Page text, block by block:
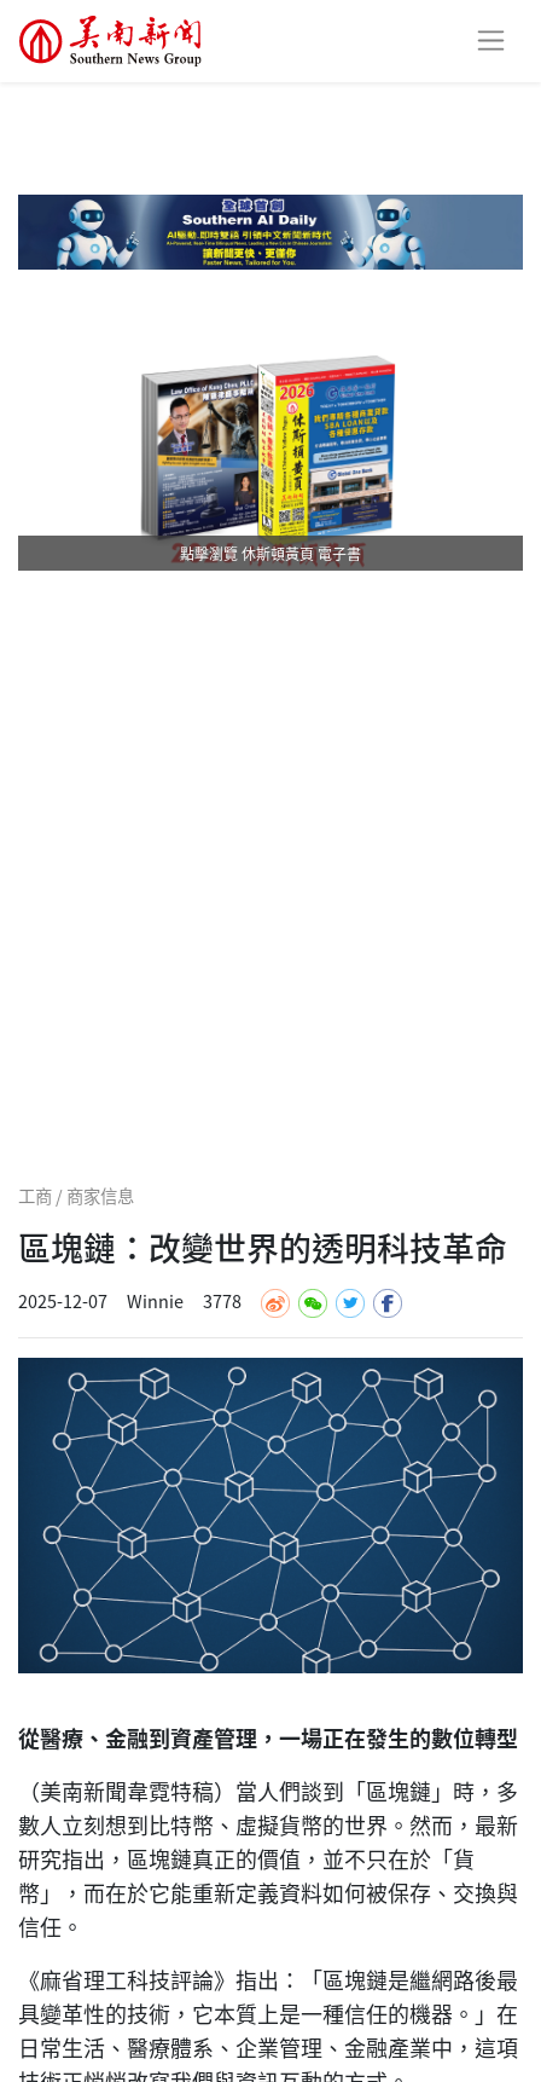
點擊瀏覽 休斯頓黃頁 電子書
工商 / 商家信息
區塊鏈：改變世界的透明科技革命
2025-12-07 Winnie 3778
從醫療、金融到資產管理，一場正在發生的數位轉型
（美南新聞韋霓特稿）當人們談到「區塊鏈」時，多
數人立刻想到比特幣、虛擬貨幣的世界。然而，最新
研究指出，區塊鏈真正的價值，並不只在於「貨
幣」，而在於它能重新定義資料如何被保存、交換與
信任。
《麻省理工科技評論》指出：「區塊鏈是繼網路後最
具變革性的技術，它本質上是一種信任的機器。」在
日常生活、醫療體系、企業管理、金融產業中，這項